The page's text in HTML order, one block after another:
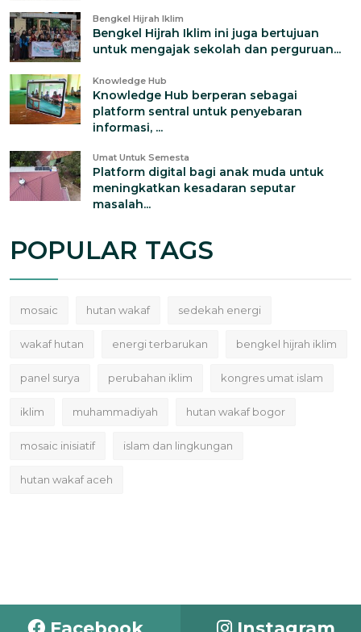
Bengkel Hijrah Iklim
Bengkel Hijrah Iklim ini juga bertujuan
untuk mengajak sekolah dan perguruan...
Knowledge Hub
Knowledge Hub berperan sebagai
platform sentral untuk penyebaran
informasi, ...
Umat Untuk Semesta
Platform digital bagi anak muda untuk
meningkatkan kesadaran seputar
masalah...
POPULAR TAGS
mosaic hutan wakaf sedekah energi
wakaf hutan energi terbarukan bengkel hijrah iklim
panel surya perubahan iklim kongres umat islam
iklim muhammadiyah hutan wakaf bogor
mosaic inisiatif islam dan lingkungan
hutan wakaf aceh